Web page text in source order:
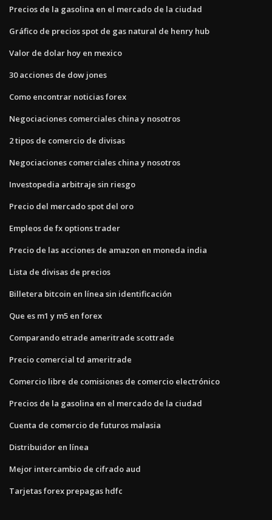
Precios de la gasolina en el mercado de la ciudad
Gráfico de precios spot de gas natural de henry hub
Valor de dolar hoy en mexico
30 acciones de dow jones
Como encontrar noticias forex
Negociaciones comerciales china y nosotros
2 tipos de comercio de divisas
Negociaciones comerciales china y nosotros
Investopedia arbitraje sin riesgo
Precio del mercado spot del oro
Empleos de fx options trader
Precio de las acciones de amazon en moneda india
Lista de divisas de precios
Billetera bitcoin en línea sin identificación
Que es m1 y m5 en forex
Comparando etrade ameritrade scottrade
Precio comercial td ameritrade
Comercio libre de comisiones de comercio electrónico
Precios de la gasolina en el mercado de la ciudad
Cuenta de comercio de futuros malasia
Distribuidor en línea
Mejor intercambio de cifrado aud
Tarjetas forex prepagas hdfc